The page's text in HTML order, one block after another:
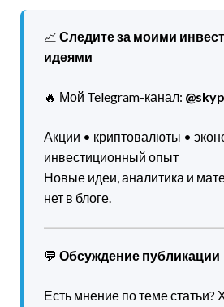
📈 Следите за моими
идеями
🔥 Мой Telegram-канал:
Акции • криптовалюты •
инвестиционный опыт
Новые идеи, аналитика и
нет в блоге.
💬 Обсуждение публикации
Есть мнение по теме статьи?